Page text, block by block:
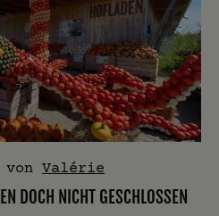
von Valérie
DOCH NICHT GESCHLOSSEN